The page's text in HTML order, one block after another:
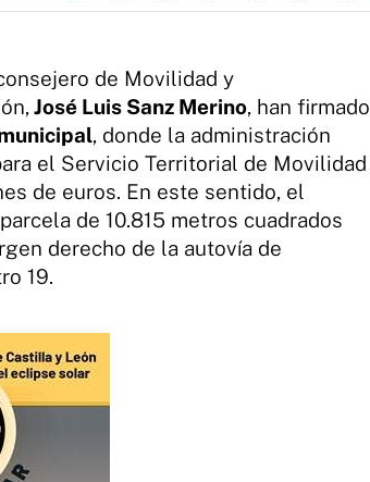
de Movilidad y
José Luis Sanz Merino, han firmado
, donde la administración
el Servicio Territorial de Movilidad
de euros. En este sentido, el
de 10.815 metros cuadrados
derecho de la autovía de
19.